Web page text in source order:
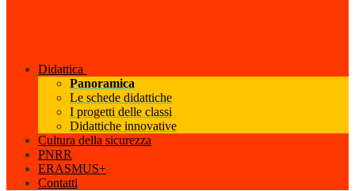
Didattica
Panoramica
Le schede didattiche
I progetti delle classi
Didattiche innovative
Cultura della sicurezza
PNRR
ERASMUS+
Contatti